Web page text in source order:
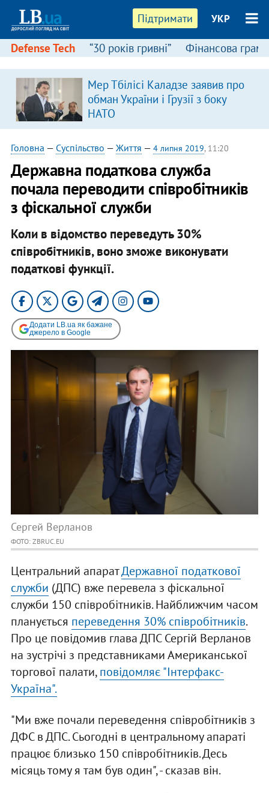
Підтримати УКР
Defense Tech “30 років гривні” Фінансова
Мер Тбілісі Каладзе заявив про
обман України і Грузії з боку
НАТО
Головна — Суспільство — Життя — 4 липня 2019, 11:20
Державна податкова служба
почала переводити співробітників
з фіскальної служби
Коли в відомство переведуть 30%
співробітників, воно зможе виконувати
податкові функції.
Додати LB.ua як бажане
джерело в Google
Сергей Верланов
ФОТО: ZBRUC.EU
Центральний апаратДержавної податкової
служби (ДПС) вже перевела з фіскальної
служби 150 співробітників. Найближчим часом
планується переведення 30% співробітників.
Про це повідомив глава ДПС Сергій Верланов
на зустрічі з представниками Американської
торгової палати,повідомляє "Інтерфакс-
Україна".
"Ми вже почали переведення співробітників з
ДФС в ДПС. Сьогодні в центральному апараті
працює близько 150 співробітників. Десь
місяць тому я там був один", - сказав він.